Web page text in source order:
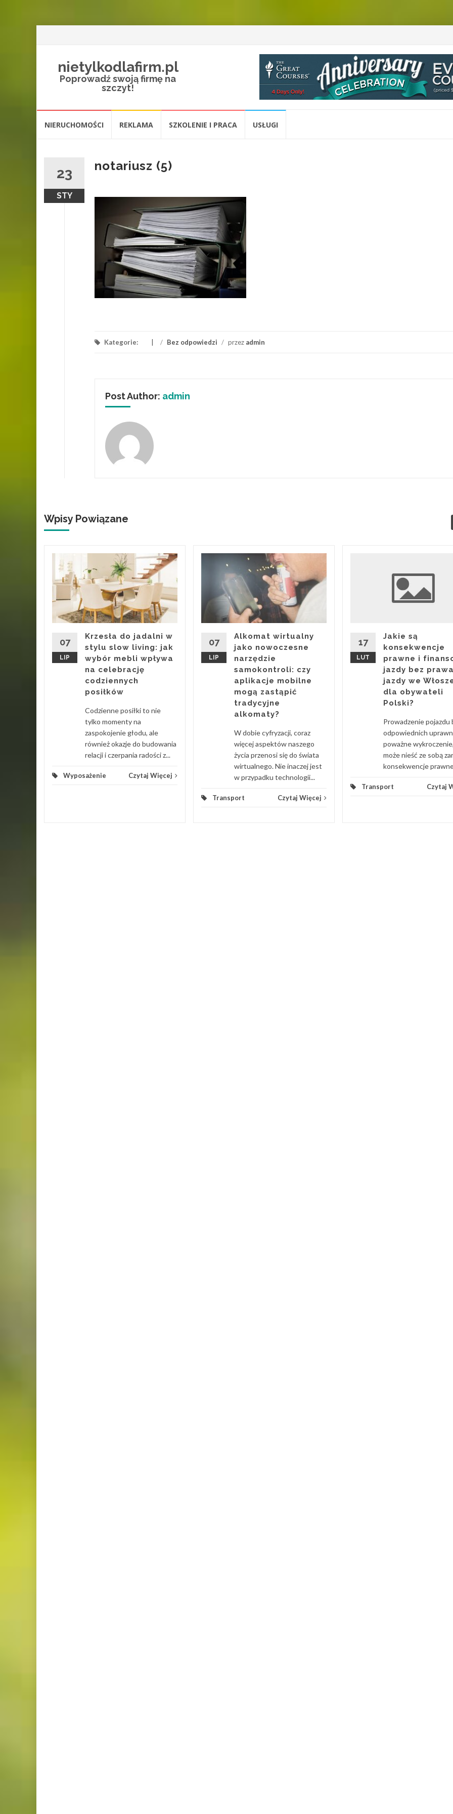
nietylkodlafirm.pl
Poprowadź swoją firmę na
szczyt!
NIERUCHOMOŚCI REKLAMA SZKOLENIE I PRACA USŁUGI
23
STY
notariusz (5)
Kategorie: / Bez odpowiedzi / przez admin
Post Author: admin
Wpisy Powiązane
07
LIP
Krzesła do jadalni w
stylu slow living: jak
wybór mebli wpływa
na celebrację
codziennych
posiłków
Codzienne posiłki to nie
tylko momenty na
zaspokojenie głodu, ale
również okazje do budowania
relacji i czerpania radości z...
Wyposażenie Czytaj Więcej
07
LIP
Alkomat wirtualny
jako nowoczesne
narzędzie
samokontroli: czy
aplikacje mobilne
mogą zastąpić
tradycyjne
alkomaty?
W dobie cyfryzacji, coraz
więcej aspektów naszego
życia przenosi się do świata
wirtualnego. Nie inaczej jest
w przypadku technologii...
Transport Czytaj Więcej
17
LUT
Jakie są
konsekwencje
prawne i
jazdy bez prawa
jazdy we
dla obywateli
Polski?
Prowadzenie pojazdu
odpowiednich
poważne
może nieść ze sobą
konsekwencje
Transport Czytaj